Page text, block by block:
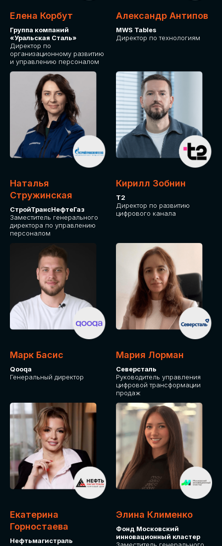
Елена Корбут
Группа компаний
«Уральская Сталь»
Директор по
организационному развитию
и управлению персоналом
Александр Антипов
MWS Tables
Директор по технологиям
Наталья
Стружинская
СтройТрансНефтеГаз
Заместитель генерального
директора по управлению
персоналом
Кирилл Зобнин
Т2
Директор по развитию
цифрового канала
Марк Басис
Qooqa
Генеральный директор
Мария Лорман
Северсталь
Руководитель управления
цифровой трансформации
продаж
Екатерина
Горностаева
Нефтьмагистраль
Элина Клименко
Фонд Московский
инновационный кластер
Приглашаем стать спикером GLOBAL
TECH FORUM и поделиться своим
опытом и экспертизой. Будем рады
сотрудничеству!
СТАТЬ
СПИКЕРОМ
IT Solutions for Business
СРЕДИ ПАРТНЕРОВ
МЕРОПРИЯТИЯ
Приглашаем стать партнером GLOBAL
TECH FORUM и презентовать ваши
решения целевой аудитории. Будем
рады сотрудничеству!
СТАНЬТЕ
ЭКСПОНЕНТОМ
IT Solutions for Business